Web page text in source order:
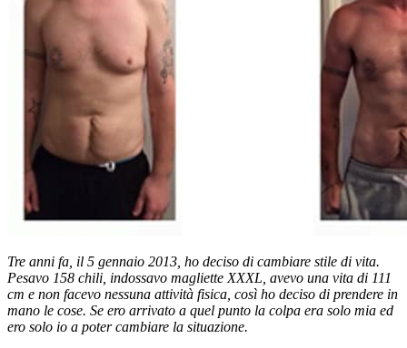
Tre anni fa, il 5 gennaio 2013, ho deciso di cambiare stile di vita.
Pesavo 158 chili, indossavo magliette XXXL, avevo una vita di 111
cm e non facevo nessuna attività fisica, così ho deciso di prendere in
mano le cose. Se ero arrivato a quel punto la colpa era solo mia ed
ero solo io a poter cambiare la situazione.